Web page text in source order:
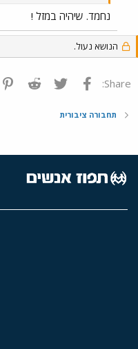
נחמד. שיהיה במזל !
הנושא נעול.
Share: פייסבוק Twitter
Reddit
תחבורה ציבורית